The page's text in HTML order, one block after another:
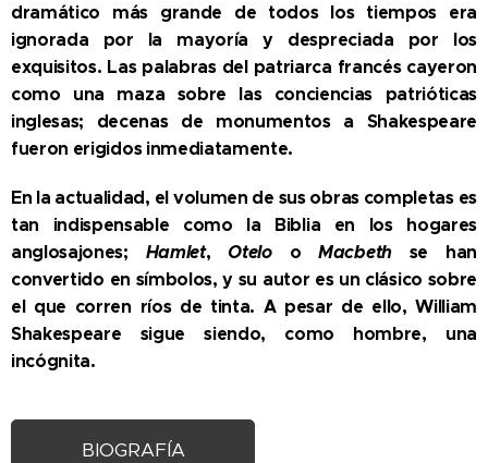
dramático más grande de todos los tiempos era
ignorada por la mayoría y despreciada por los
exquisitos. Las palabras del patriarca francés cayeron
como una maza sobre las conciencias patrióticas
inglesas; decenas de monumentos a Shakespeare
fueron erigidos inmediatamente.
En la actualidad, el volumen de sus obras completas es
tan indispensable como la Biblia en los hogares
anglosajones; Hamlet,OtelooMacbethse han
convertido en símbolos, y su autor es un clásico sobre
el que corren ríos de tinta. A pesar de ello, William
Shakespeare sigue siendo, como hombre, una
incógnita.
BIOGRAFÍA